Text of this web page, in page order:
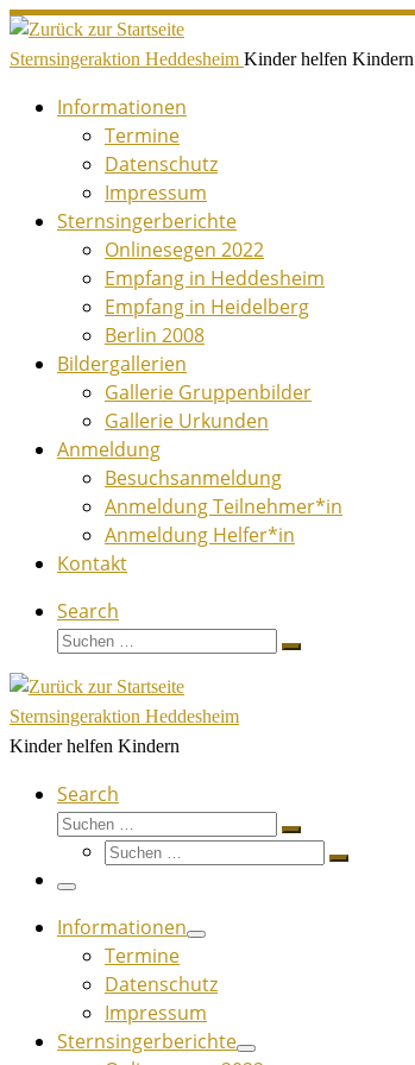
Zum
Inhalt
Sternsingeraktion Heddesheim Kinder helfen Kindern
Informationen
Termine
Datenschutz
Impressum
Sternsingerberichte
Onlinesegen 2022
Empfang in Heddesheim
Empfang in Heidelberg
Berlin 2008
Bildergallerien
Gallerie Gruppenbilder
Gallerie Urkunden
Anmeldung
Besuchsanmeldung
Anmeldung Teilnehmer*in
Anmeldung Helfer*in
Kontakt
Search
Suche
Suchen …
Sternsingeraktion Heddesheim
Kinder helfen Kindern
Search
Suche
Suchen …
Suche
Suchen …
Menü
Informationen
Termine
Datenschutz
Impressum
Sternsingerberichte